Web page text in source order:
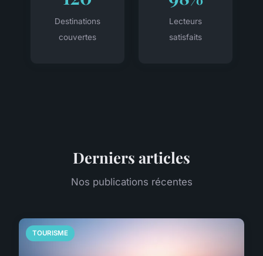
Destinations
couvertes
Lecteurs
satisfaits
Derniers articles
Nos publications récentes
TOURISME